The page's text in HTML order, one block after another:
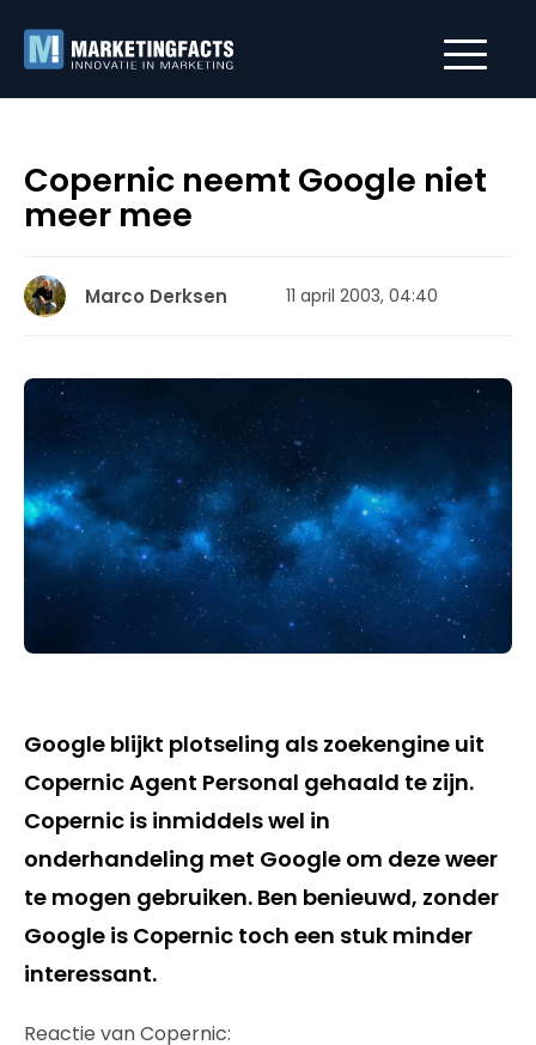
Copernic neemt Google niet
meer mee
Marco Derksen 11 april 2003, 04:40
Google blijkt plotseling als zoekengine uit
Copernic Agent Personal gehaald te zijn.
Copernic is inmiddels wel in
onderhandeling met Google om deze weer
te mogen gebruiken. Ben benieuwd, zonder
Google is Copernic toch een stuk minder
interessant.
Reactie van Copernic: